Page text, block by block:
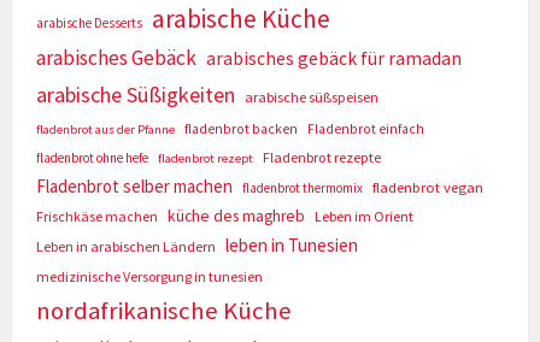
arabische Desserts arabische Küche
arabisches Gebäck arabisches gebäck für ramadan
arabische Süßigkeiten arabische süßspeisen
fladenbrot aus der Pfanne fladenbrot backen
Fladenbrot einfach
fladenbrot ohne hefe
fladenbrot rezept Fladenbrot rezepte
Fladenbrot selber machen fladenbrot thermomix fladenbrot vegan
Frischkäse machen
küche des maghreb
Leben im Orient
Leben in arabischen Ländern
leben in Tunesien
medizinische Versorgung in tunesien
nordafrikanische Küche